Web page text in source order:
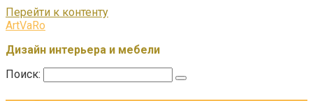
Перейти к контенту
ArtVaRo
Дизайн интерьера и мебели
Поиск: